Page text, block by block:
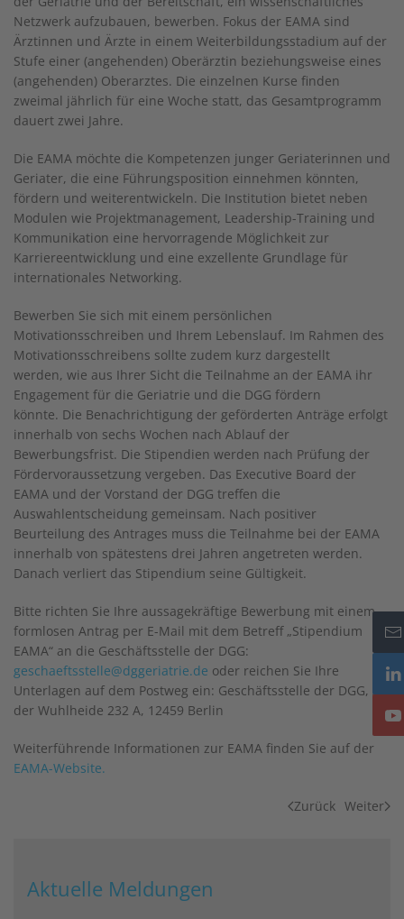
Netzwerk aufzubauen, bewerben. Fokus der EAMA sind
Ärztinnen und Ärzte in einem Weiterbildungsstadium auf der
Stufe einer (angehenden) Oberärztin beziehungsweise eines
(angehenden) Oberarztes. Die einzelnen Kurse finden
zweimal jährlich für eine Woche statt, das Gesamtprogramm
dauert zwei Jahre.
Die EAMA möchte die Kompetenzen junger Geriaterinnen und
Geriater, die eine Führungsposition einnehmen könnten,
fördern und weiterentwickeln. Die Institution bietet neben
Modulen wie Projektmanagement, Leadership-Training und
Kommunikation eine hervorragende Möglichkeit zur
Karriereentwicklung und eine exzellente Grundlage für
internationales Networking.
Bewerben Sie sich mit einem persönlichen
Motivationsschreiben und Ihrem Lebenslauf. Im Rahmen des
Motivationsschreibens sollte zudem kurz dargestellt
werden, wie aus Ihrer Sicht die Teilnahme an der EAMA ihr
Engagement für die Geriatrie und die DGG fördern
könnte. Die Benachrichtigung der geförderten Anträge erfolgt
innerhalb von sechs Wochen nach Ablauf der
Bewerbungsfrist. Die Stipendien werden nach Prüfung der
Fördervoraussetzung vergeben. Das Executive Board der
EAMA und der Vorstand der DGG treffen die
Auswahlentscheidung gemeinsam. Nach positiver
Beurteilung des Antrages muss die Teilnahme bei der EAMA
innerhalb von spätestens drei Jahren angetreten werden.
Danach verliert das Stipendium seine Gültigkeit.
Bitte richten Sie Ihre aussagekräftige Bewerbung mit einem
formlosen Antrag per E-Mail mit dem Betreff „Stipendium
EAMA“ an die Geschäftsstelle der DGG:
geschaeftsstelle@dggeriatrie.de oder reichen Sie Ihre
Unterlagen auf dem Postweg ein: Geschäftsstelle der DGG, An
der Wuhlheide 232 A, 12459 Berlin
Weiterführende Informationen zur EAMA finden Sie auf der
EAMA-Website.
Zurück Weiter
Aktuelle Meldungen